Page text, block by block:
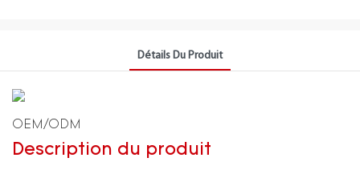
Détails Du Produit
OEM/ODM
Description du produit